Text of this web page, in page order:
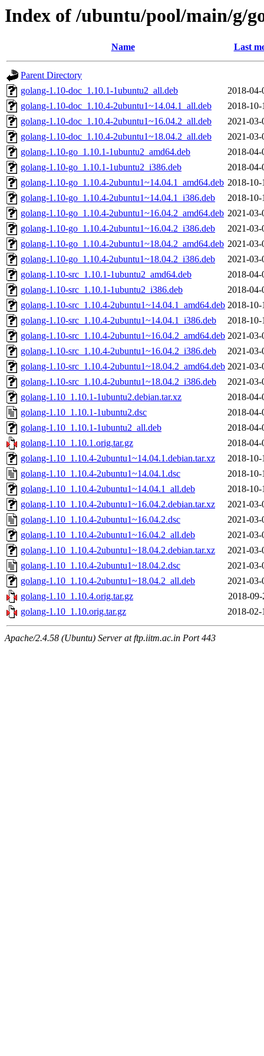
Index of /ubuntu/pool/main/g/
Name Last
Parent Directory
golang-1.10-doc_1.10.1-1ubuntu2_all.deb
2018-04-
golang-1.10-doc_1.10.4-2ubuntu1~14.04.1_all.deb
2018-10-
golang-1.10-doc_1.10.4-2ubuntu1~16.04.2_all.deb
2021-03-
golang-1.10-doc_1.10.4-2ubuntu1~18.04.2_all.deb
2021-03-
golang-1.10-go_1.10.1-1ubuntu2_amd64.deb
2018-04-
golang-1.10-go_1.10.1-1ubuntu2_i386.deb
2018-04-
golang-1.10-go_1.10.4-2ubuntu1~14.04.1_amd64.deb 2018-10-
golang-1.10-go_1.10.4-2ubuntu1~14.04.1_i386.deb
2018-10-
golang-1.10-go_1.10.4-2ubuntu1~16.04.2_amd64.deb 2021-03-
golang-1.10-go_1.10.4-2ubuntu1~16.04.2_i386.deb
2021-03-
golang-1.10-go_1.10.4-2ubuntu1~18.04.2_amd64.deb 2021-03-
golang-1.10-go_1.10.4-2ubuntu1~18.04.2_i386.deb
2021-03-
golang-1.10-src_1.10.1-1ubuntu2_amd64.deb
2018-04-
golang-1.10-src_1.10.1-1ubuntu2_i386.deb
2018-04-
golang-1.10-src_1.10.4-2ubuntu1~14.04.1_amd64.deb 2018-10-
golang-1.10-src_1.10.4-2ubuntu1~14.04.1_i386.deb
2018-10-
golang-1.10-src_1.10.4-2ubuntu1~16.04.2_amd64.deb 2021-03-
golang-1.10-src_1.10.4-2ubuntu1~16.04.2_i386.deb
2021-03-
golang-1.10-src_1.10.4-2ubuntu1~18.04.2_amd64.deb 2021-03-
golang-1.10-src_1.10.4-2ubuntu1~18.04.2_i386.deb
2021-03-
golang-1.10_1.10.1-1ubuntu2.debian.tar.xz
2018-04-
golang-1.10_1.10.1-1ubuntu2.dsc
2018-04-
golang-1.10_1.10.1-1ubuntu2_all.deb
2018-04-
golang-1.10_1.10.1.orig.tar.gz
2018-04-
golang-1.10_1.10.4-2ubuntu1~14.04.1.debian.tar.xz
2018-10-
golang-1.10_1.10.4-2ubuntu1~14.04.1.dsc
2018-10-
golang-1.10_1.10.4-2ubuntu1~14.04.1_all.deb
2018-10-
golang-1.10_1.10.4-2ubuntu1~16.04.2.debian.tar.xz
2021-03-
golang-1.10_1.10.4-2ubuntu1~16.04.2.dsc
2021-03-
golang-1.10_1.10.4-2ubuntu1~16.04.2_all.deb
2021-03-
golang-1.10_1.10.4-2ubuntu1~18.04.2.debian.tar.xz
2021-03-
golang-1.10_1.10.4-2ubuntu1~18.04.2.dsc
2021-03-
golang-1.10_1.10.4-2ubuntu1~18.04.2_all.deb
2021-03-
golang-1.10_1.10.4.orig.tar.gz
2018-
golang-1.10_1.10.orig.tar.gz
2018-02-
Apache/2.4.58 (Ubuntu) Server at ftp.iitm.ac.in Port 443